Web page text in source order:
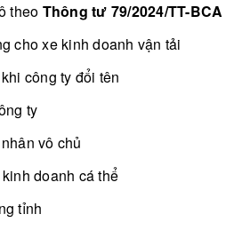
theo Thông tư 79/2024/TT-BCA
cho xe kinh doanh vận tải
công ty đổi tên
ty
vô chủ
doanh cá thể
tỉnh